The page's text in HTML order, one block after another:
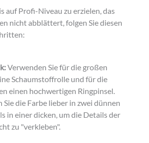
auf Profi-Niveau zu erzielen, das
nicht abblättert, folgen Sie diesen
Verwenden Sie für die großen
Schaumstoffrolle und für die
einen hochwertigen Ringpinsel.
Sie die Farbe lieber in zwei dünnen
in einer dicken, um die Details der
zu "verkleben".